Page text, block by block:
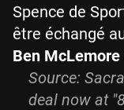
Spence de
être échangé
Ben McLemore
Source:
deal now at